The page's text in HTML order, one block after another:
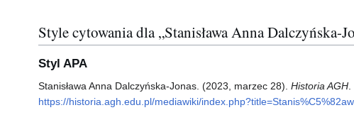
Style cytowania dla „Stanisława Anna Dalczyńska-
Styl APA
Stanisława Anna Dalczyńska-Jonas. (2023, marzec 28). Historia AGH.
https://historia.agh.edu.pl/mediawiki/